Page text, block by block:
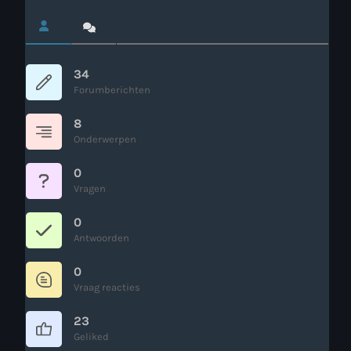
Webcam
Verzoekjes
PM Box
Inloggen
Contact
HotrodRadio – Contact
WAAR LUISTER JE NU NAAR
34
Forumberichten
8
Onderwerpen
0
Vragen
0
Antwoorden
0
Vraag reacties
23
Geliked